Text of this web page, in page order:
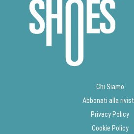
Chi Siamo
Abbonati alla
Privacy Policy
Cookie Policy